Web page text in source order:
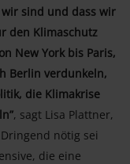
sind und dass wir
den Klimaschutz
New York bis Paris,
Berlin verdunkeln,
die Klimakrise
, sagt Lisa Plattner,
nötig sei
die eine